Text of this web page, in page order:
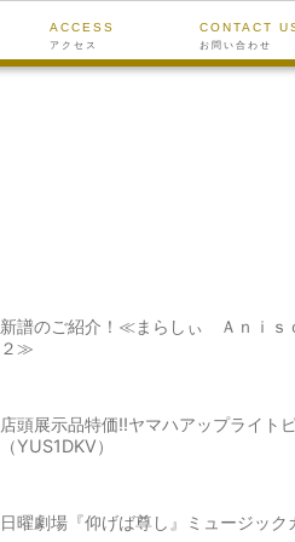
ACCESS
アクセス
CONTACT
お問い合わせ
新譜のご紹介！≪まらしぃ Ａｎｉｓ
２≫
店頭展示品特価!!ヤマハアップライト
（YUS1DKV）
日曜劇場『仰げば尊し』ミュージック